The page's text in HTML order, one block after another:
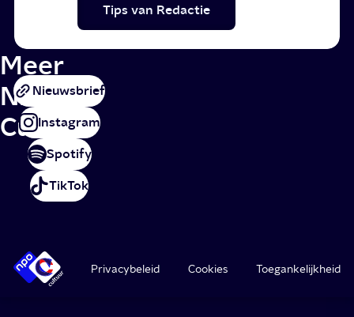
Tips van Redactie
Meer
NPO
Cultuur
Nieuwsbrief
Instagram
Spotify
TikTok
Privacybeleid Cookies Toegankelijkheid